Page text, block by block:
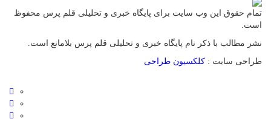
تمام حقوق این وب سایت برای پایگاه خبری و تحلیلی قلم پرس محفوظ
است.
نشر مطالب با ذکر نام پایگاه خبری و تحلیلی قلم پرس بلامانع است.
طراحی سایت : کلکسیون طراحی